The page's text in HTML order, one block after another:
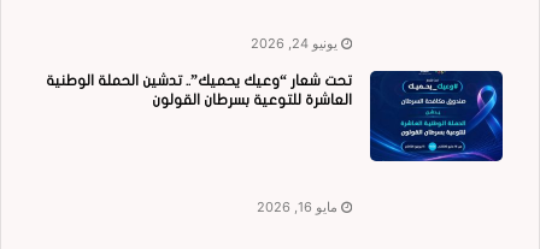
يونيو 24, 2026
تحت شعار “وعيك يحميك”.. تدشين الحملة الوطنية
العاشرة للتوعية بسرطان القولون
مايو 16, 2026